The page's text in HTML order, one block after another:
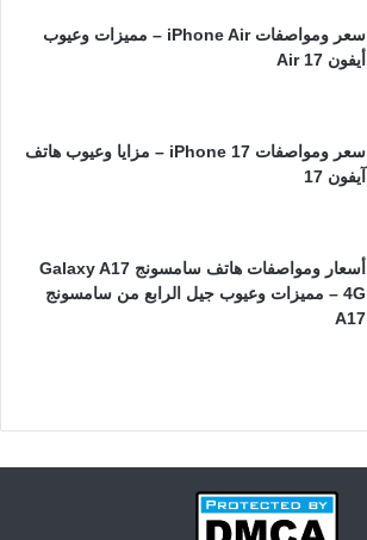
سعر ومواصفات iPhone Air – مميزات وعيوب
أيفون 17 Air
سعر ومواصفات iPhone 17 – مزايا وعيوب هاتف
آيفون 17
أسعار ومواصفات هاتف سامسونج Galaxy A17
4G – مميزات وعيوب جيل الرابع من سامسونج
A17